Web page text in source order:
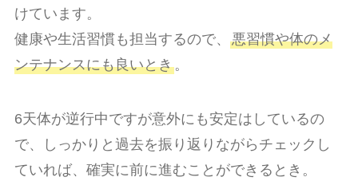
けています。
健康や生活習慣も担当するので、 悪習慣や体のメ
ンテナンスにも良いとき。
6天体が逆行中ですが意外にも安定はしているの
で、しっかりと過去を振り返りながらチェックし
ていれば、確実に前に進むことができるとき。